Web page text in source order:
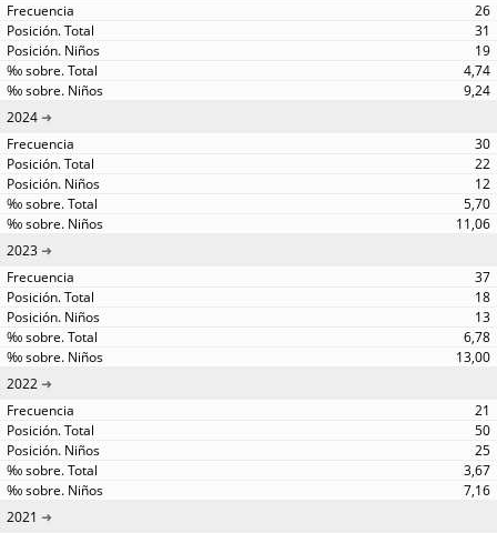
26
31
19
4,74
9,24
2024
30
22
12
5,70
11,06
2023
37
18
13
6,78
13,00
2022
21
50
25
3,67
7,16
2021